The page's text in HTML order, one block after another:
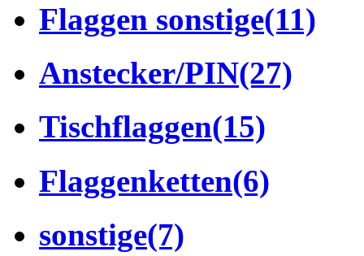
Flaggen sonstige(11)
Anstecker/PIN(27)
Tischflaggen(15)
Flaggenketten(6)
sonstige(7)